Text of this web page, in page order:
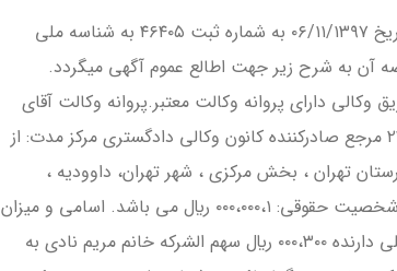
تاسيس موسسه غيرتجاري حقوقي منشور صلح گيتي درتاريخ ۰۶/۱۱/۱۳۹۷ به شماره ثبت ۴۶۴۰۵ به شناسه ملي
خالصه آن به شرح زير جهت اطالع عموم آگهي ميگردد.
داراي پروانه وكالت معتبر.پروانه وكالت آقاي
كيومرث رجبي گماسايي به شماره ۲۶۷۳۴مورخ ۲۴/۰۶/۱۳۹۷ مرجع صادركننده كانون وكالي دادگستري مركز مدت: از
تهران ، بخش مركزي ، شهر تهران، داووديه ،
خيابان دكتر علي شريعتي ، بن بست دكتر افضل سرمايه شخصيت حقوقي: ۰۰۰،۰۰۰،۱ ريال مي باشد. اسامي و ميزان
سهم الشركه شركا: آقايكيومرث رجبي گماسائي به شماره ملي دارنده ۰۰۰،۳۰۰ ريال سهم الشركه خانم مريم نادي به